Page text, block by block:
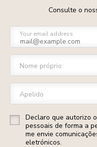
Consulte o
Your email address
Nome próprio
Apelido
Declaro que autorizo
pessoais de forma a
me envie
eletrónicos.